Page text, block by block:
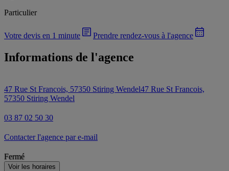
Particulier
Votre devis en 1 minute Prendre rendez-vous à l'agence
Informations de l'agence
47 Rue St Francois, 57350 Stiring Wendel47 Rue St Francois,
57350 Stiring Wendel
03 87 02 50 30
Contacter l'agence par e-mail
Fermé
Voir les horaires